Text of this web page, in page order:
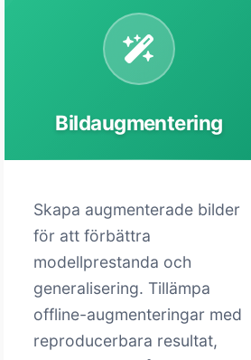
Bildaugmentering
Skapa augmenterade bilder
för att förbättra
modellprestanda och
generalisering. Tillämpa
offline-augmenteringar med
reproducerbara resultat,